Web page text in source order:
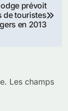
prévoit
de touristes
en 2013
Les champs